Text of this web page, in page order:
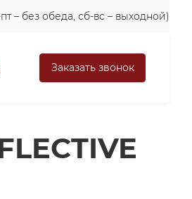
– без обеда, сб-вс – выходной)
Заказать звонок